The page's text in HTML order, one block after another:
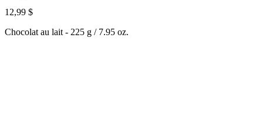
12,99 $
Chocolat au lait - 225 g / 7.95 oz.